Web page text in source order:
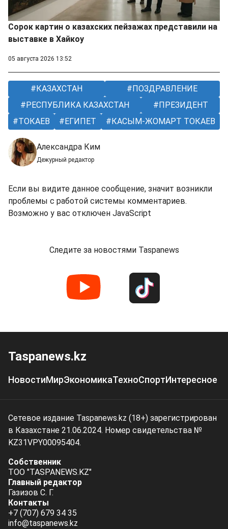
Сорок картин о казахских пейзажах представили на
выставке в Хайкоу
05 августа 2026 13:52
КАЗАХСТАН
ПОЗДРАВЛЕНИЕ
РЕСПУБЛИКА КАЗАХСТАН
ПРЕЗИДЕНТ
ТОКАЕВ
ЕГИПЕТ КАСЫМ-ЖОМАРТ ТОКАЕВ
Александра Ким
Дежурный редактор
Если вы видите данное сообщение, значит возникли
проблемы с работой системы комментариев.
Возможно у вас отключен JavaScript
Следите за новостями Taspanews
Taspanews.kz
НовостиМирЭкономикаТехноСпортИнтересное
Сетевое издание Taspanews.kz (18+) зарегистрирован
в Казахстане 21.06.2024. Номер свидетельства №
KZ31VPY00095404.
Собственник
ТОО "TASPANEWS.KZ"
Главный редактор
Газизов С. Г.
Контакты
+7 (707) 679 34 35
info@taspanews.kz